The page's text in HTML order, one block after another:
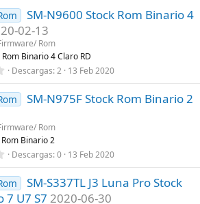
a
(
s
)
0
0
e
s
t
r
e
l
a
(
s
SM-N9600 Stock Rom Binario 4
02-13
Rom
Binario 4 Claro RD
0
0
0
e
t
r
e
l
a
(
s
Descargas 2 13 Feb 2020
SM-N975F Stock Rom Binario 2
Rom
Binario 2
0
0
0
e
s
Descargas 0 13 Feb 2020
SM-S337TL J3 Luna Pro Stock
7 U7 S7 2020-06-30